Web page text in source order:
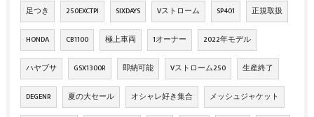
足つき 250EXCTPI SIXDAYS Vストローム SP401 正規取扱
HONDA CB1100 極上車両 1オーナー 2022年モデル
ハヤブサ GSX1300R 即納可能 Vストローム250 生産終了
DEGENR 夏の大セール オシャレ好き集合 メッシュジャケット